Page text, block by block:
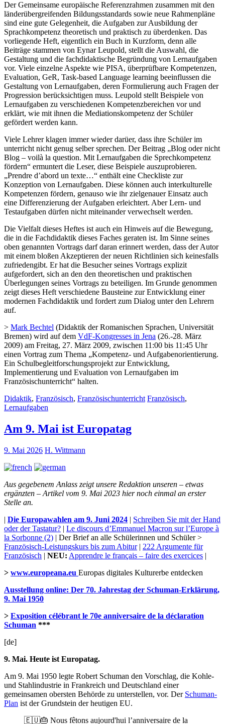
Der Gemeinsame europäische Referenzrahmen zusammen mit den
länderübergreifenden Bildungsstandards sowie neue Rahmenpläne
sind eine gute Gelegenheit, die Aufgaben zur Ausbildung der
Sprachkompetenz theoretisch und praktisch zu überdenken. Das
vorliegende Heft, eigentlich ein Buch in Kurzform, denn alle
Beiträge stammen von Eynar Leupold, stellt die Auswahl, die
Gestaltung und die fachdidaktische Begründung von Lernaufgaben
vor. Viele einzelne Aspekte wie PISA, überprüfbare Kompetenzen,
Evaluation, GeR, Task-based Language learning beeinflussen die
Gestaltung von Lernaufgaben, deren Formulierung auch Fragen der
Progression berücksichtigen muss. Leupold stellt Beispiele von
Lernaufgaben zu verschiedenen Kompetenzbereichen vor und
erklärt, wie mit ihnen die Mediationskompetenz der Schüler
gefördert werden kann.
Viele Lehrer klagen immer wieder darüer, dass ihre Schüler im
unterricht nicht genug selber sprechen. Der Beitrag „Blog oder nicht
Blog – voilà la question. Mit Lernaufgaben die Sprechkompetenz
fördern“ ermuntert die Leser, diese Beispiele auszuprobieren.
„Prendre d’abord un texte…“ enthält eine Checkliste zur
Konzeption von Lernaufgaben. Diese können auch interkulturelle
Kompetenzen fördern, genauso wie ihr zielgenauer Einsatz auch
eine Differenzierung der Aufgaben erleichtert. Aber Lern- und
Testaufgaben dürfen nicht miteinander verwechselt werden.
Die Vielfalt dieses Heftes ist auch ein Hinweis auf die Bewegung,
die in die Fachdidaktik dieses Faches geraten ist. Im Sinne seines
oben genannten Vortrags darf daran erinnert werden, dass der Autor
mit einem bloßen Akzeptieren der neuen Richtlinien sich keinesfalls
zufriedengibt. Er hat die Besucher seines Vortrags explizit
aufgefordert, sich an den den theoretischen und praktischen
Überlegungen seines Vortrags zu beteiligen. Im Grunde genommen
zeigt dieses Heft verschiedene Bausteine zur Entwicklung einer
modernen Fachdidaktik und fordert zum Dialog unter den Lehrern
auf.
> Mark Bechtel (Didaktik der Romanischen Sprachen, Universität
Bremen) wird auf dem VdF-Kongresses in Jena (26.-28. März
2009) am Freitag, 27. März 2009, zwischen 11:00 bis 11:45 Uhr
einen Vortrag zum Thema „Kompetenz- und Aufgabenorientierung.
Ein Schulbegleitforschungsprojekt zur Entwicklung,
Implementierung und Evaluation von Lernaufgaben im
Französischunterricht“ halten.
Didaktik, Französisch, Französischunterricht Französisch,
Lernaufgaben
Am 9. Mai ist Europatag
9. Mai 2026 H. Wittmann
Aus gegebenem Anlass zeigt unsere Redaktion unseren – etwas
ergänzten – Artikel vom 9. Mai 2023 hier noch einmal an erster
Stelle an.
| Die Europawahlen am 9. Juni 2024 | Schreiben Sie mit der Hand
oder der Tastatur? | Le discours d’Emmanuel Macron sur l’Europe à
la Sorbonne (2) | Der Brief an alle Schülerinnen und Schüler >
Französisch-Leistungskurs bis zum Abitur| 222 Argumente für
Französisch | NEU: Apprendre le français – faire des exercices |
> www.europeana.eu Europas digitales Kulturerbe entdecken
Ausstellung online: Der 70. Jahrestag der Schuman-Erklärung,
9. Mai 1950
> Exposition célébrant le 70e anniversaire de la déclaration
Schuman ***
[de]
9. Mai. Heute ist Europatag.
Am 9. Mai 1950 legte Robert Schuman den Vorschlag, die Kohle-
und Stahlindustrie in Frankreich und Deutschland einer
gemeinsamen obersten Behörde zu unterstellen, vor. Der Schuman-
Plan ist der Grundstein der heutigen EU.
🇪🇺🎂 Nous fêtons aujourd'hui l’anniversaire de la